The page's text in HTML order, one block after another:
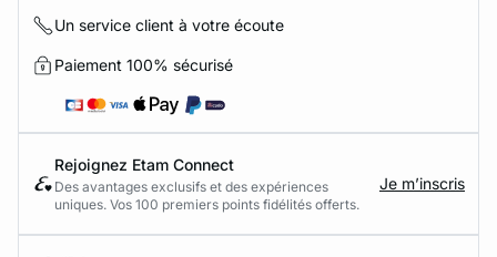
Un service client à votre écoute
Paiement 100% sécurisé
Rejoignez Etam Connect
Des avantages exclusifs et des expériences
uniques. Vos 100 premiers points fidélités offerts.
Je m’inscris